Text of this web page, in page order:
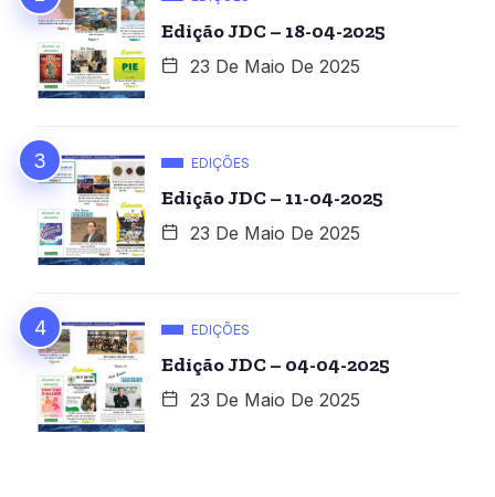
Edição JDC – 18-04-2025
23 De Maio De 2025
EDIÇÕES
Edição JDC – 11-04-2025
23 De Maio De 2025
EDIÇÕES
Edição JDC – 04-04-2025
23 De Maio De 2025